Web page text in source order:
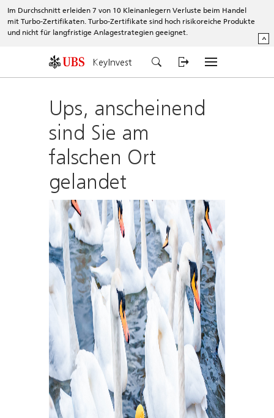
Im Durchschnitt erleiden 7 von 10 Kleinanlegern Verluste beim Handel
mit Turbo-Zertifikaten. Turbo-Zertifikate sind hoch risikoreiche Produkte
und nicht für langfristige Anlagestrategien geeignet.
^
KeyInvest
Ups, anscheinend
sind Sie am
falschen Ort
gelandet